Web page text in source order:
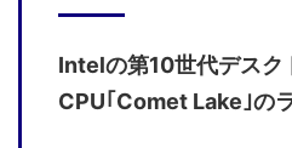
Intelの第10世代デスク
CPU｢Comet Lake｣の